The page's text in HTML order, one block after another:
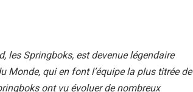
les Springboks, est devenue légendaire
Monde, qui en font l’équipe la plus titrée de
ont vu évoluer de nombreux